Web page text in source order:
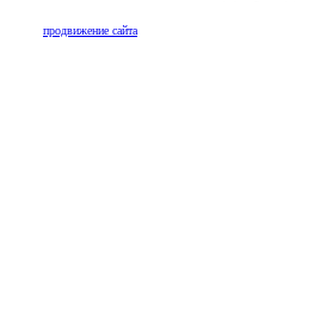
продвижение сайта